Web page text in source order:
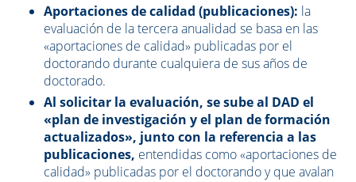
Aportaciones de calidad (publicaciones): la
evaluación de la tercera anualidad se basa en las
«aportaciones de calidad» publicadas por el
doctorando durante cualquiera de sus años de
doctorado.
Al solicitar la evaluación, se sube al DAD el
«plan de investigación y el plan de formación
actualizados», junto con la referencia a las
publicaciones, entendidas como «aportaciones de
calidad» publicadas por el doctorando y que avalan